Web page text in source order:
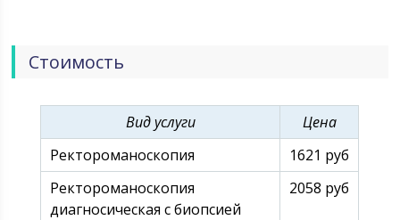
мужчины. К этим факторам можно добавить
некоторые глобальные, такие как экотехногенные
неблагополучия, социально-экономические,
краски неблагоприятного фона.
Стоимость
Вид услуги
Цена
Ректороманоскопия
1621 руб
Ректороманоскопия
диагносическая с биопсией
2058 руб